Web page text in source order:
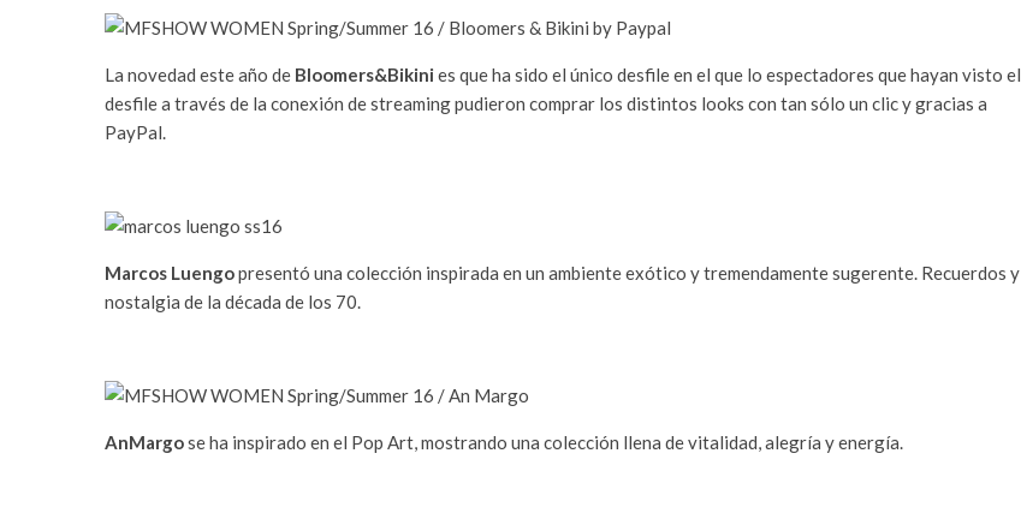
La novedad este año de Bloomers&Bikini es que ha sido el único desfile en el que lo espectadores que hayan visto el
desfile a través de la conexión de streaming pudieron comprar los distintos looks con tan sólo un clic y gracias a
PayPal.
Marcos Luengopresentó una colección inspirada en un ambiente exótico y tremendamente sugerente. Recuerdos y
nostalgia de la década de los 70.
AnMargose ha inspirado en el Pop Art, mostrando una colección llena de vitalidad, alegría y energía.